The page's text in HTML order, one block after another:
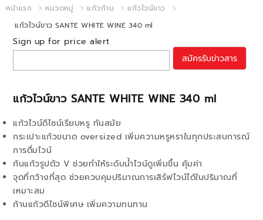
หน้าแรก หมวดหมู่ แก้วก้าน
แก้วไวน์ขาว
แก้วไวน์ขาว SANTE WHITE WINE 340 ml
แก้วไวน์ขาว SANTE WHITE WINE 340 ml
แก้วไวน์ดีไซน์เรียบหรู ทันสมัย
กระเปาะแก้วขนาด oversized เพิ่มความหรูหราในทุกประสบการณ์
การดื่มไวน์
ก้นแก้วรูปตัว V ช่วยทำให้ระดับน้ำไวน์ดูเพิ่มขึ้น คุ้มค่า
จุดที่กว้างที่สุด ช่วยควบคุมปริมาณการเสิร์ฟไวน์ได้ในปริมาณที่
เหมาะสม
ก้านแก้วดีไซน์พิเศษ เพิ่มความทนทาน
Sign up for price alert
สมัครรับข่าวสาร